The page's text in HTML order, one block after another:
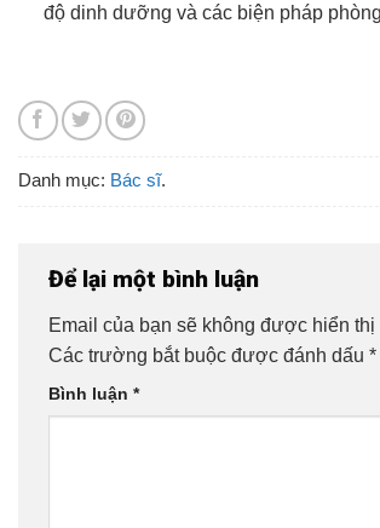
độ dinh dưỡng và các biện pháp
Danh mục: Bác sĩ.
Để lại một bình luận
Email của bạn sẽ không được hiển thị
Các trường bắt buộc được đánh dấu *
Bình luận *